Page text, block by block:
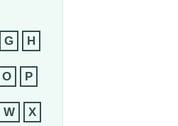
G H
O P
W X